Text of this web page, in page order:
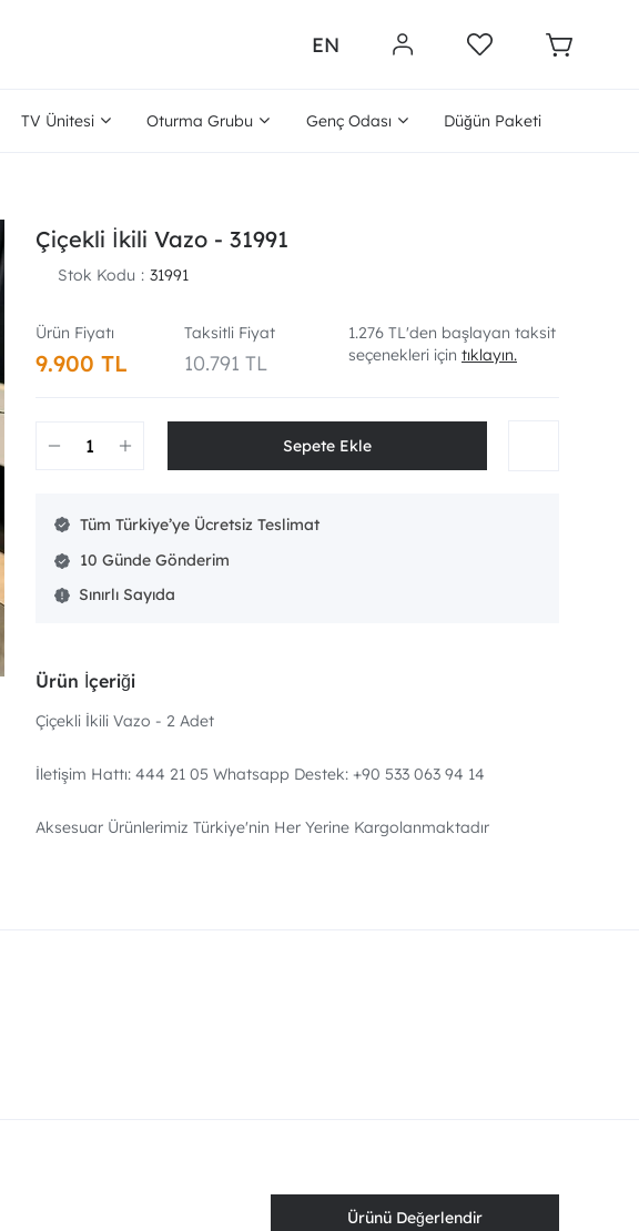
EN
TV Ünitesi Oturma Grubu Genç Odası Düğün Paketi
Çiçekli İkili Vazo - 31991
Stok Kodu 31991
9.900 TL
Taksitli Fiyat
10.791 TL
1.276 TL'den başlayan taksit
seçenekleri için tıklayın.
10 Günde Gönderim
Sınırlı Sayıda
Tüm Türkiye’ye Ücretsiz Teslimat
Ürün İçeriği
Çiçekli İkili Vazo - 2 Adet
İletişim Hattı: 444 21 05 Whatsapp Destek: +90 533 063 94 14
Aksesuar Ürünlerimiz Türkiye'nin Her Yerine Kargolanmaktadır
Ürünü Değerlendir